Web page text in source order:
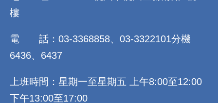
樓
電 話：03-3368858、03-3322101分機
6436、6437
上班時間：星期一至星期五 上午8:00至12:00
下午13:00至17:00